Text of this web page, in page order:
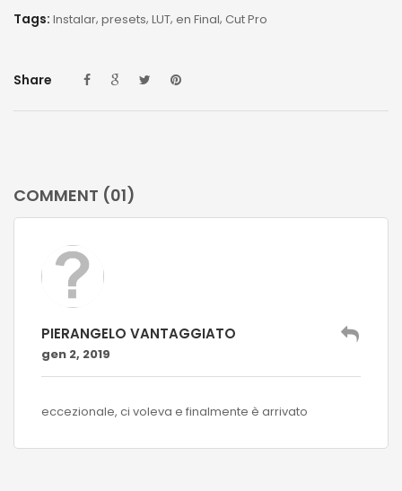
Tags: Instalar presets LUT en Final Cut Pro
Share
COMMENT (01)
PIERANGELO VANTAGGIATO
gen 2, 2019
eccezionale, ci voleva e finalmente è arrivato